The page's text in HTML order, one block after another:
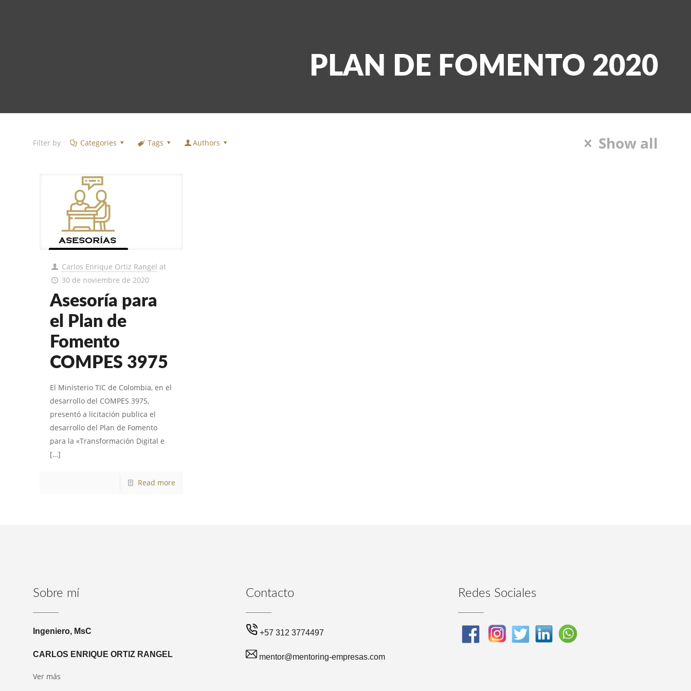
PLAN DE FOMENTO 2020
Filter by Categories Tags Authors Show all
Carlos Enrique Ortiz Rangel at
30 de noviembre de 2020
Asesoría para
el Plan de
Fomento
COMPES 3975
El Ministerio TIC de Colombia, en el
desarrollo del COMPES 3975,
presentó a licitación publica el
desarrollo del Plan de Fomento
para la «Transformación Digital e
[…]
Read more
Sobre mí
Ingeniero, MsC
CARLOS ENRIQUE ORTIZ RANGEL
Ver más
Contacto
+57 312 3774497
mentor@mentoring-empresas.com
Redes Sociales